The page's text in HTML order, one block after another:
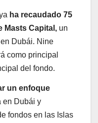
ha recaudado 75
Masts Capital, un
Dubái. Nine
como principal
del fondo.
un enfoque
en Dubái y
fondos en las Islas